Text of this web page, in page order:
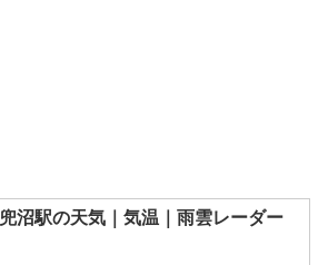
兜沼駅の天気｜気温｜雨雲レーダー